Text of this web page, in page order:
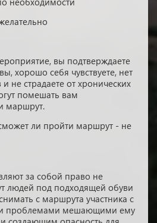
вы подтверждаете
хорошо себя чувствуете, нет
не страдаете от хронических
помешать вам
маршрут.
ли пройти маршрут - не
за собой право не
людей под подходящей обуви
с маршрута участника с
проблемами мешающими ему